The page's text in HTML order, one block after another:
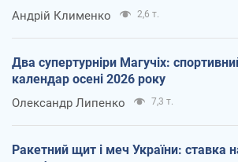
Андрій Клименко 2,6 т.
Два супертурніри Магучіх:
календар осені 2026 року
Олександр Липенко 7,3 т.
Ракетний щит і меч України: ставка